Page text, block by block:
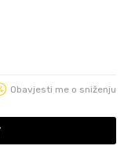
Obavjesti me o sniženju